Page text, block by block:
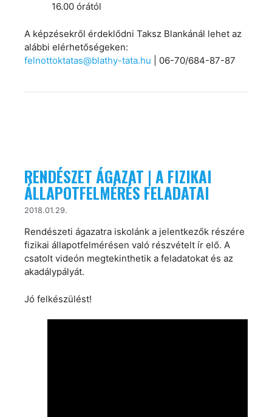
16.00 órától
A képzésekről érdeklődni Taksz Blankánál lehet az
alábbi elérhetőségeken:
felnottoktatas@blathy-tata.hu
06-70/684-87-87
RENDÉSZET ÁGAZAT | A FIZIKAI
ÁLLAPOTFELMÉRÉS FELADATAI
2018.01.29.
Rendészeti ágazatra iskolánk a jelentkezők részére
fizikai állapotfelmérésen való részvételt ír elő. A
csatolt videón megtekinthetik a feladatokat és az
akadálypályát.
Jó felkészülést!